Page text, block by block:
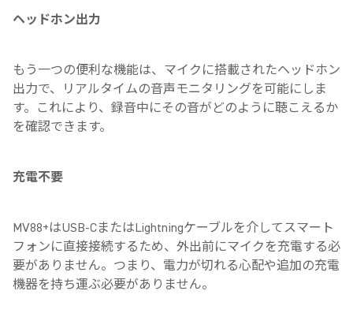
ヘッドホン出力
もう一つの便利な機能は、マイクに搭載されたヘッドホン
出力で、リアルタイムの音声モニタリングを可能にしま
す。これにより、録音中にその音がどのように聴こえるか
を確認できます。
充電不要
MV88+はUSB-CまたはLightningケーブルを介してスマート
フォンに直接接続するため、外出前にマイクを充電する必
要がありません。つまり、電力が切れる心配や追加の充電
機器を持ち運ぶ必要がありません。